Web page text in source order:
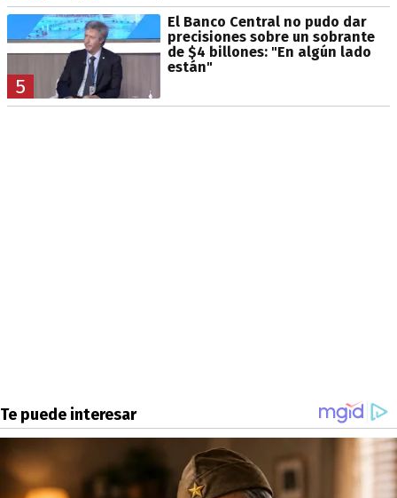
5
El Banco Central no pudo dar
precisiones sobre un sobrante
de $4 billones: "En algún lado
están"